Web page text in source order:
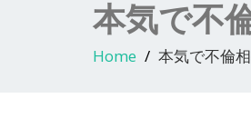
本気で不
Home 本気で不倫